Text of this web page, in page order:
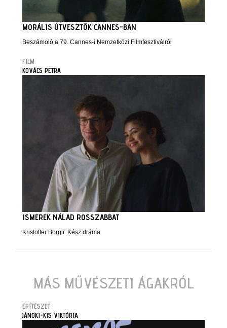
MORÁLIS ÚTVESZTŐK CANNES-BAN
Beszámoló a 79. Cannes-i Nemzetközi Filmfesztiválról
FILM
KOVÁCS PETRA
ISMEREK NÁLAD ROSSZABBAT
Kristoffer Borgli: Kész dráma
MÁS MŰVÉSZETI ÁGAKRÓL
ÉPÍTÉSZET
JÁNOKI-KIS VIKTÓRIA